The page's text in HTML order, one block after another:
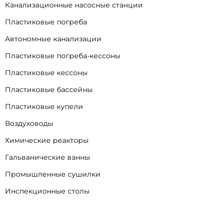
Канализационные насосные станции
Пластиковые погреба
Автономные канализации
Пластиковые погреба-кессоны
Пластиковые кессоны
Пластиковые бассейны
Пластиковые купели
Воздуховоды
Химические реакторы
Гальванические ванны
Промышленные сушилки
Инспекционные столы